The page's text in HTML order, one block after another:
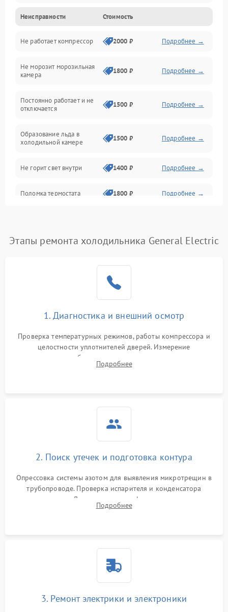
Механика
Электропитание
Дренаж
Неисправности Стоимость
Не работает компрессор 2000 ₽ Подробнее →
Не морозит морозильная
камера
1800 ₽ Подробнее →
Постоянно работает и не
отключается
1500 ₽ Подробнее →
Образование льда в
холодильной камере
1500 ₽ Подробнее →
Не горит свет внутри 1400 ₽ Подробнее →
Поломка термостата 1800 ₽ Подробнее →
Поломка системы No Frost 2600 ₽ Подробнее →
работе
2000 ₽ Подробнее →
1000 ₽
1800 ₽
Этапы ремонта холодильника General Electric
1. Диагностика и внешний осмотр
Проверка температурных режимов, работы компрессора и
целостности уплотнителей дверей. Измерение
сопротивления обмоток мотора, проверка термостата и
считывание кодов ошибок с электронного дисплея.
Подробнее
2. Поиск утечек и подготовка контура
Опрессовка системы азотом для выявления микротрещин в
трубопроводе. Проверка испарителя и конденсатора
течеискателем. Демонтаж старого фильтра-осушителя и
продувка капиллярной трубки для устранения засоров.
Подробнее
3. Ремонт электрики и электроники